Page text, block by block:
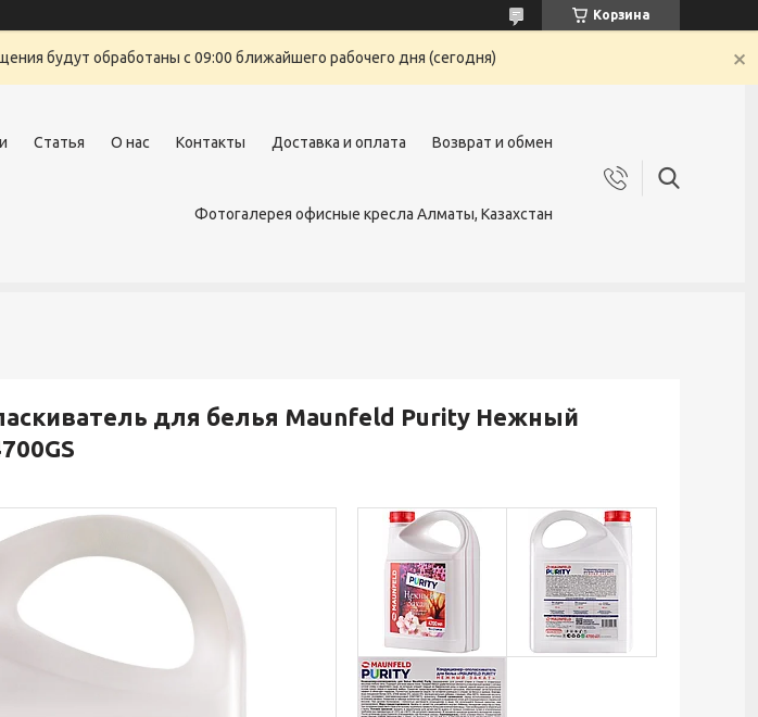
Корзина
будут обработаны с 09:00 ближайшего рабочего дня (сегодня)
Статья О нас Контакты Доставка и оплата Возврат и обмен
Фотогалерея офисные кресла Алматы, Казахстан
для белья Maunfeld Purity Нежный